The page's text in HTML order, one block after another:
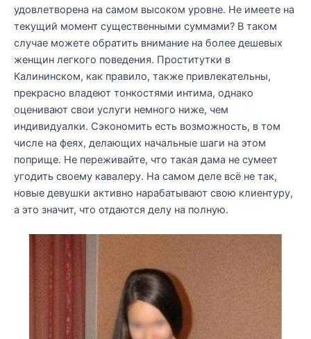
удовлетворена на самом высоком уровне. Не имеете на
текущий момент существенными суммами? В таком
случае можете обратить внимание на более дешевых
женщин легкого поведения. Проститутки в
Калининском, как правило, также привлекательны,
прекрасно владеют тонкостями интима, однако
оценивают свои услуги немного ниже, чем
индивидуалки. Сэкономить есть возможность, в том
числе на феях, делающих начальные шаги на этом
поприще. Не переживайте, что такая дама не сумеет
угодить своему кавалеру. На самом деле всё не так,
новые девушки активно нарабатывают свою клиентуру,
а это значит, что отдаются делу на полную.